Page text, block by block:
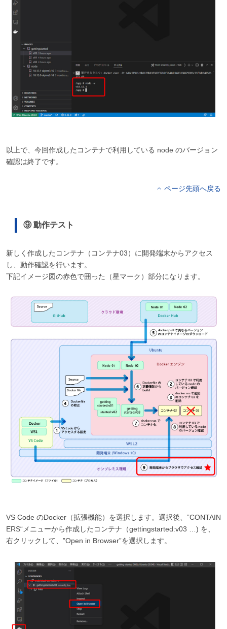
以上で、今回作成したコンテナで利用している node のバージョン
確認は終了です。
ページ先頭へ戻る
⑨ 動作テスト
新しく作成したコンテナ（コンテナ03）に開発端末からアクセス
し、動作確認を行います。
下記イメージ図の赤色で囲った（星マーク）部分になります。
VS Code のDocker（拡張機能）を選択します。選択後、”CONTAIN
ERS“メニューから作成したコンテナ（gettingstarted:v03 …) を、
右クリックして、”Open in Browser”を選択します。